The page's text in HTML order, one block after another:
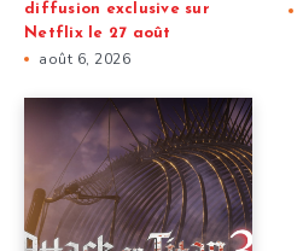
diffusion exclusive sur
Netflix le 27 août
août 6, 2026